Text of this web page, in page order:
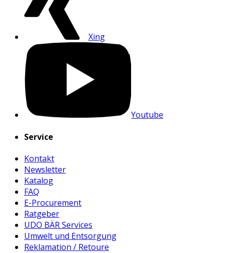
Xing
Youtube
Service
Kontakt
Newsletter
Katalog
FAQ
E-Procurement
Ratgeber
UDO BÄR Services
Umwelt und Entsorgung
Reklamation / Retoure